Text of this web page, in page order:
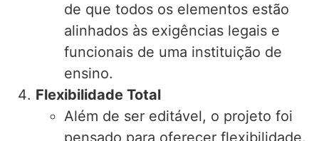
de que todos os elementos estão
alinhados às exigências legais e
funcionais de uma instituição de
ensino.
Flexibilidade Total
Além de ser editável, o projeto foi
pensado para oferecer flexibilidade.